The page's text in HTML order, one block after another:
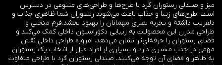
میز و صندلی رستوران گرد با طرح‌ها و طراحی‌های متنوعی در دسترس
است. طرح‌های زیبا و جذاب باعث می‌شوند رستوران شما ظاهری جذاب و
دلفریب داشته و تجربه بصری مهمانان را بهبود بخشد.فرم منحنی و
طراحی مدرن این محصولات به زیبایی دکوراسیون داخلی کمک می‌کند و
فضای رستوران را حرفه‌ای‌تر نشان می‌دهد. امروزه طراحی داخلی نقش
مهمی در جذب مشتری دارد و بسیاری از افراد قبل از انتخاب یک رستوران
به ظاهر و فضای آن توجه می‌کنند. صندلی رستوران گرد با طراحی متفاوت